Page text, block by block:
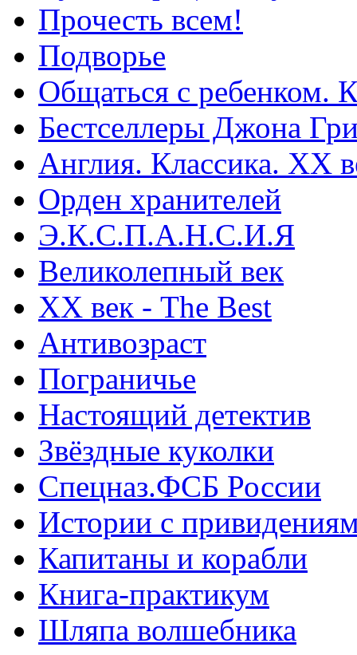
Прочесть всем!
Подворье
Общаться с ребенком.
Бестселлеры Джона
Англия. Классика. ХХ
Орден хранителей
Э.К.С.П.А.Н.С.И.Я
Великолепный век
ХХ век - The Best
Антивозраст
Пограничье
Настоящий детектив
Звёздные куколки
Спецназ.ФСБ России
Истории с
Капитаны и корабли
Книга-практикум
Шляпа волшебника